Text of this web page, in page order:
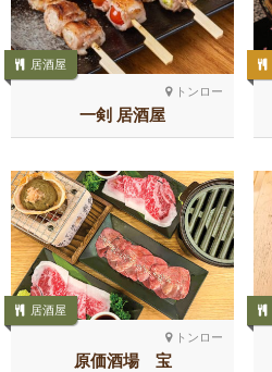
トンロー
居酒屋
一剣 居酒屋
トンロー
居酒屋
原価酒場 宝